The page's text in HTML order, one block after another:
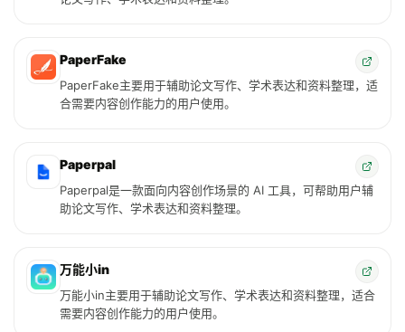
PaperFake
PaperFake主要用于辅助论文写作、学术表达和资料整理，适
合需要内容创作能力的用户使用。
Paperpal
Paperpal是一款面向内容创作场景的 AI 工具，可帮助用户辅
助论文写作、学术表达和资料整理。
万能小in
万能小in主要用于辅助论文写作、学术表达和资料整理，适合
需要内容创作能力的用户使用。